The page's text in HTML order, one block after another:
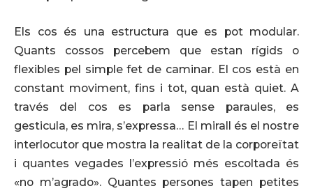
Els cos és una estructura que es pot modular.
Quants cossos percebem que estan rígids o
flexibles pel simple fet de caminar. El cos està en
constant moviment, fins i tot, quan està quiet. A
través del cos es parla sense paraules, es
gesticula, es mira, s’expressa… El mirall és el nostre
interlocutor que mostra la realitat de la corporeïtat
i quantes vegades l’expressió més escoltada és
«no m’agrado». Quantes persones tapen petites